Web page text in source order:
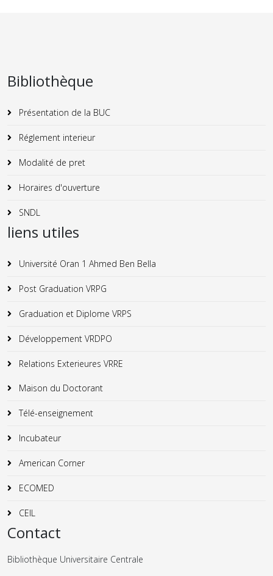
Bibliothèque
Présentation de la BUC
Réglement interieur
Modalité de pret
Horaires d'ouverture
SNDL
liens utiles
Université Oran 1 Ahmed Ben Bella
Post Graduation VRPG
Graduation et Diplome VRPS
Développement VRDPO
Relations Exterieures VRRE
Maison du Doctorant
Télé-enseignement
Incubateur
American Corner
ECOMED
CEIL
Contact
Bibliothèque Universitaire Centrale